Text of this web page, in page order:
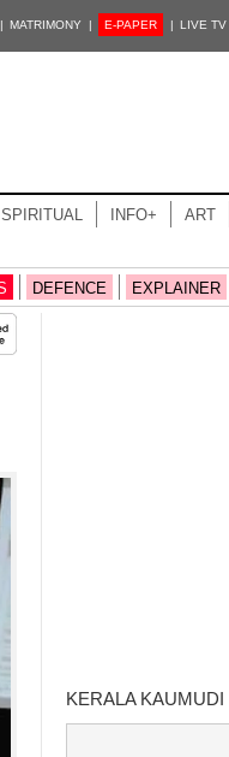
| MATRIMONY | E-PAPER | LIVE TV
SPIRITUAL INFO+ ART
DEFENCE EXPLAINER
KERALA KAUMUDI